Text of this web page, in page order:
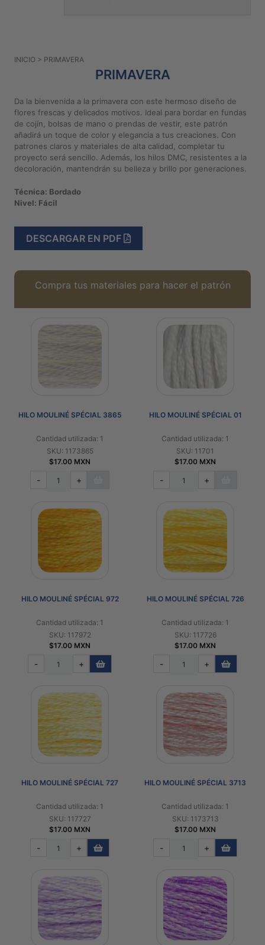
frecuentes
Políticas
Compra
2026
Para
INICIO > PRIMAVERA
PRIMAVERA
Da la bienvenida a la primavera con este hermoso diseño de
flores frescas y delicados motivos. Ideal para bordar en fundas
de cojín, bolsas de mano o prendas de vestir, este patrón
añadirá un toque de color y elegancia a tus creaciones. Con
patrones claros y materiales de alta calidad, completar tu
proyecto será sencillo. Además, los hilos DMC, resistentes a la
decoloración, mantendrán su belleza y brillo por generaciones.
Técnica: Bordado
Nivel: Fácil
DESCARGAR EN PDF
Compra tus materiales para hacer el patrón
HILO MOULINÉ SPÉCIAL 3865
Cantidad utilizada: 1
SKU: 1173865
$17.00 MXN
- +
HILO MOULINÉ SPÉCIAL 01
Cantidad utilizada: 1
SKU: 11701
$17.00 MXN
- +
HILO MOULINÉ SPÉCIAL 972
Cantidad utilizada: 1
SKU: 117972
$17.00 MXN
- +
HILO MOULINÉ SPÉCIAL 726
Cantidad utilizada: 1
SKU: 117726
$17.00 MXN
- +
HILO MOULINÉ SPÉCIAL 727
Cantidad utilizada: 1
SKU: 117727
$17.00 MXN
- +
HILO MOULINÉ SPÉCIAL 3713
Cantidad utilizada: 1
SKU: 1173713
$17.00 MXN
- +